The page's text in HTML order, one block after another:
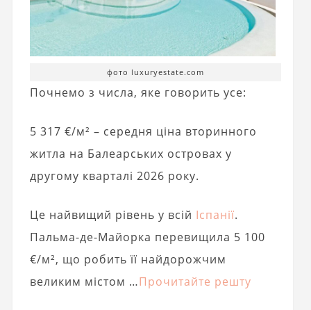
фото luxuryestate.com
Почнемо з числа, яке говорить усе:
5 317 €/м² – середня ціна вторинного
житла на Балеарських островах у
другому кварталі 2026 року.
Це найвищий рівень у всій Іспанії.
Пальма-де-Майорка перевищила 5 100
€/м², що робить її найдорожчим
великим містом …Прочитайте решту